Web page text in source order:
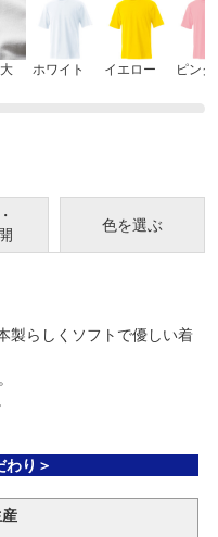
ホワイト イエロー ピンク
色を選ぶ
製らしくソフトで優しい着
わり＞